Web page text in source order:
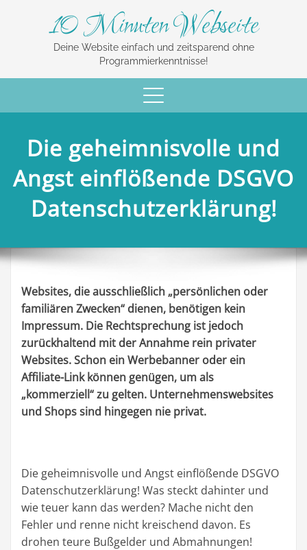
10 Minuten Webseite
Deine Website einfach und zeitsparend ohne
Programmierkenntnisse!
Schalte
Navigation
Die geheimnisvolle und
Angst einflößende DSGVO
Datenschutzerklärung!
Websites, die ausschließlich „persönlichen oder
familiären Zwecken“ dienen, benötigen kein
Impressum. Die Rechtsprechung ist jedoch
zurückhaltend mit der Annahme rein privater
Websites. Schon ein Werbebanner oder ein
Affiliate-Link können genügen, um als
„kommerziell“ zu gelten. Unternehmenswebsites
und Shops sind hingegen nie privat.
Die geheimnisvolle und Angst einflößende DSGVO
Datenschutzerklärung! Was steckt dahinter und
wie teuer kann das werden? Mache nicht den
Fehler und renne nicht kreischend davon. Es
drohen teure Bußgelder und Abmahnungen!